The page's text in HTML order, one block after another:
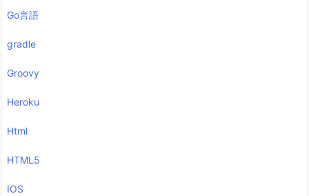
Go言語
gradle
Groovy
Heroku
Html
HTML5
IOS